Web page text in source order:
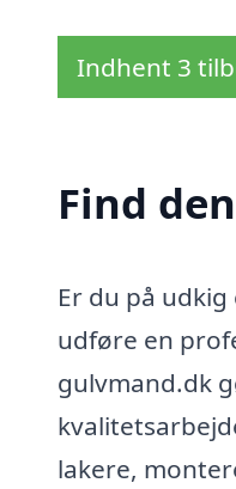
Indhent 3
Find
Er du på
udføre en
gulvmand.dk
lakere,